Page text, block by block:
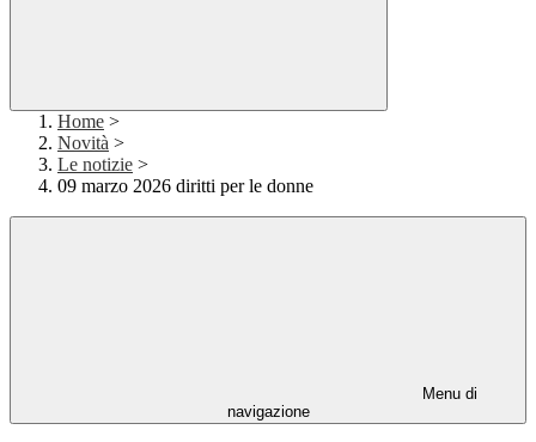
Home >
Novità >
Le notizie >
09 marzo 2026 diritti per le donne
Menu di
navigazione